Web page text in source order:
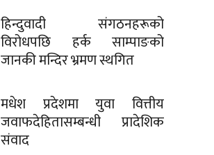
हिन्दुवादी संगठनहरूको
विरोधपछि हर्क साम्पाङको
जानकी मन्दिर भ्रमण स्थगित
मधेश प्रदेशमा युवा वित्तीय
जवाफदेहितासम्बन्धी प्रादेशिक
संवाद